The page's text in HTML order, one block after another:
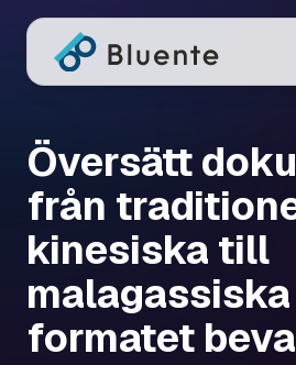
Översätt
från
kinesiska till
formatet